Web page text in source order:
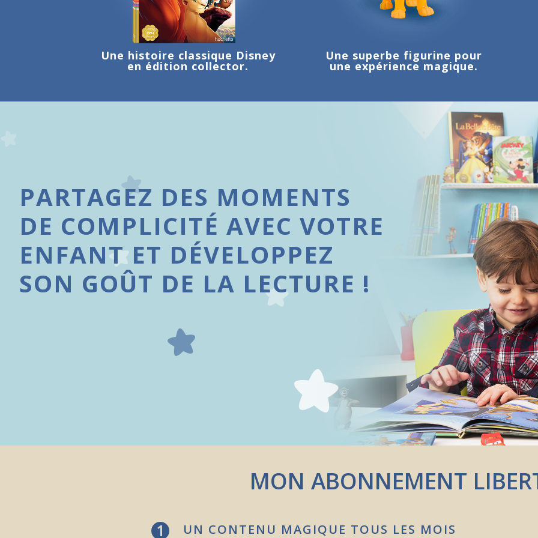
Une histoire classique Disney
en édition collector.
Une superbe figurine pour
une expérience magique.
PARTAGEZ DES MOMENTS
DE COMPLICITÉ AVEC VOTRE
ENFANT ET DÉVELOPPEZ
SON GOÛT DE LA LECTURE !
MON ABONNEMENT
1 UN CONTENU MAGIQUE TOUS LES MOIS